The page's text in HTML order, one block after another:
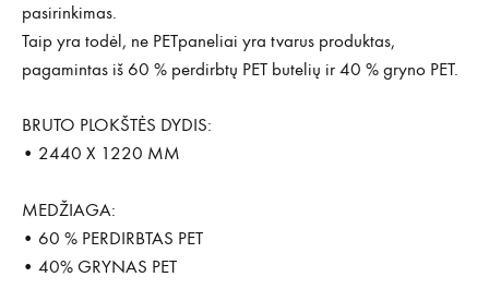
pasirinkimas.
Taip yra todėl, ne PETpaneliai yra tvarus produktas,
pagamintas iš 60 % perdirbtų PET butelių ir 40 % gryno PET.
BRUTO PLOKŠTĖS DYDIS:
• 2440 X 1220 MM
MEDŽIAGA:
• 60 % PERDIRBTAS PET
• 40% GRYNAS PET